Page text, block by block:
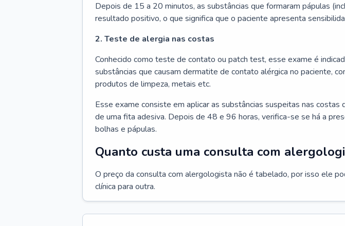
Depois de 15 a 20 minutos, as substâncias que formaram pápulas
resultado positivo, o que significa que o paciente apresenta
2. Teste de alergia nas costas
Conhecido como teste de contato ou patch test, esse exame é
substâncias que causam dermatite de contato alérgica no paciente,
produtos de limpeza, metais etc.
Esse exame consiste em aplicar as substâncias suspeitas nas costas
de uma fita adesiva. Depois de 48 e 96 horas, verifica-se se há a
bolhas e pápulas.
Quanto custa uma consulta com
O preço da consulta com alergologista não é tabelado, por isso ele
clínica para outra.